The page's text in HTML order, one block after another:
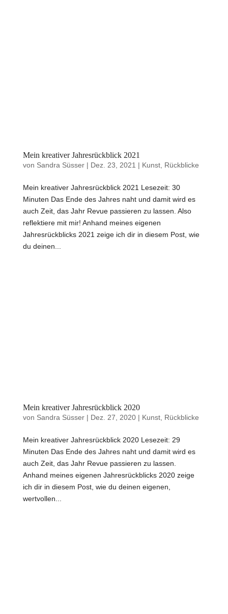
Mein kreativer Jahresrückblick 2021
von Sandra Süsser| Dez. 23, 2021 | Kunst, Rückblicke
Mein kreativer Jahresrückblick 2021 Lesezeit: 30
Minuten Das Ende des Jahres naht und damit wird es
auch Zeit, das Jahr Revue passieren zu lassen. Also
reflektiere mit mir! Anhand meines eigenen
Jahresrückblicks 2021 zeige ich dir in diesem Post, wie
du deinen...
Mein kreativer Jahresrückblick 2020
von Sandra Süsser| Dez. 27, 2020| Kunst, Rückblicke
Mein kreativer Jahresrückblick 2020 Lesezeit: 29
Minuten Das Ende des Jahres naht und damit wird es
auch Zeit, das Jahr Revue passieren zu lassen.
Anhand meines eigenen Jahresrückblicks 2020 zeige
ich dir in diesem Post, wie du deinen eigenen,
wertvollen...